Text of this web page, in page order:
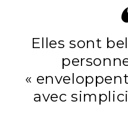
Elles sont
«
avec